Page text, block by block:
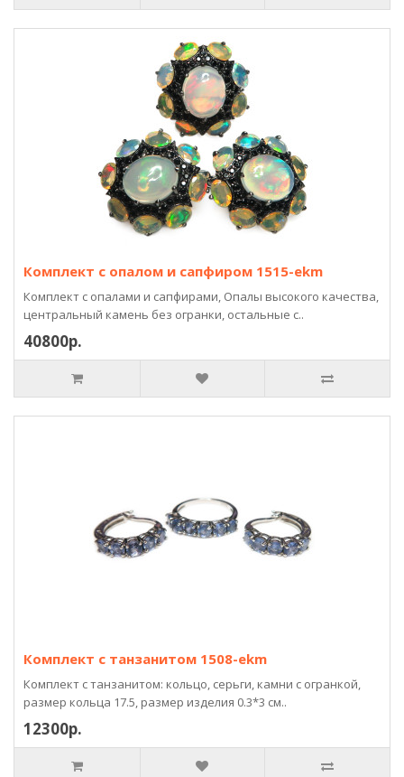
Комплект с опалом и сапфиром 1515-ekm
Комплект с опалами и сапфирами, Опалы высокого качества,
центральный камень без огранки, остальные с..
40800р.
Комплект с танзанитом 1508-ekm
Комплект с танзанитом: кольцо, серьги, камни с огранкой,
размер кольца 17.5, размер изделия 0.3*3 см..
12300р.